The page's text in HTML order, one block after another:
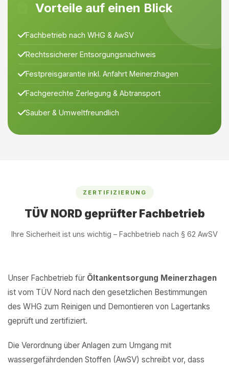
Vorteile auf einen Blick
Fachbetrieb nach WHG & AwSV
Rechtssicherer Entsorgungsnachweis
Festpreisgarantie inkl. Anfahrt Meinerzhagen
Fachgerechte Zerlegung & Abtransport
Sauber & Umweltfreundlich
ZERTIFIZIERUNG
TÜV NORD geprüfter Fachbetrieb
Ihre Sicherheit ist uns wichtig – Fachbetrieb nach § 62 AwSV
Unser Fachbetrieb für Öltankentsorgung Meinerzhagen
ist vom TÜV Nord nach den gesetzlichen Bestimmungen
des WHG zum Reinigen und Demontieren von Lagertanks
geprüft und zertifiziert.
Die Verordnung über Anlagen zum Umgang mit
wassergefährdenden Stoffen (AwSV) schreibt vor, dass